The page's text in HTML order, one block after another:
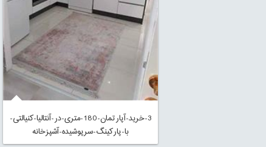
3-خرید-آپارتمان-180-متری-در-آنتالیا-کنیالتی-
با-پارکینگ-سرپوشیده-آشپزخانه